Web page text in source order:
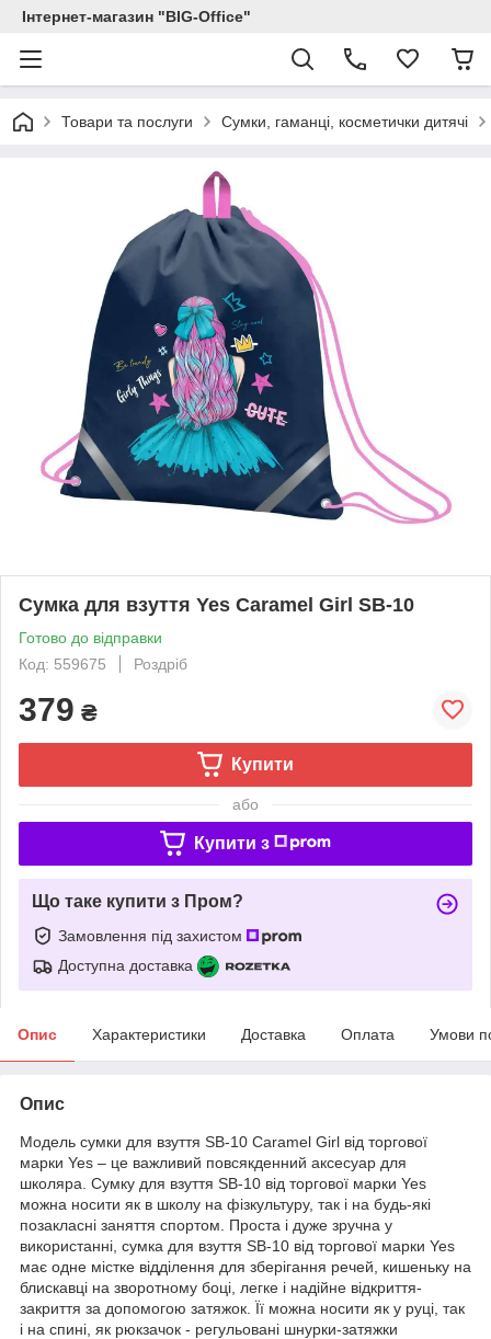
Інтернет-магазин "BIG-Office"
Товари та послуги Сумки, гаманці, косметички дитячі
Сумка для взуття Yes Caramel Girl SB-10
Готово до відправки
Код: 559675
Роздріб
379 ₴
Купити
або
Купити з
Що таке купити з Пром?
Замовлення під захистом
Доступна доставка
Опис Характеристики Доставка Оплата Умови
Опис
Модель сумки для взуття SB-10 Caramel Girl від торгової
марки Yes – це важливий повсякденний аксесуар для
школяра. Сумку для взуття SB-10 від торгової марки Yes
можна носити як в школу на фізкультуру, так і на будь-які
позакласні заняття спортом. Проста і дуже зручна у
використанні, сумка для взуття SB-10 від торгової марки Yes
має одне містке відділення для зберігання речей, кишеньку на
блискавці на зворотному боці, легке і надійне відкриття-
закриття за допомогою затяжок. Її можна носити як у руці, так
і на спині, як рюкзачок - регульовані шнурки-затяжки